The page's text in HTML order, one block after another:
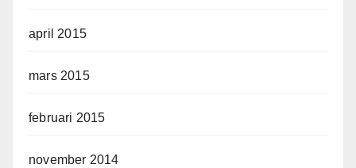
april 2015
mars 2015
februari 2015
november 2014